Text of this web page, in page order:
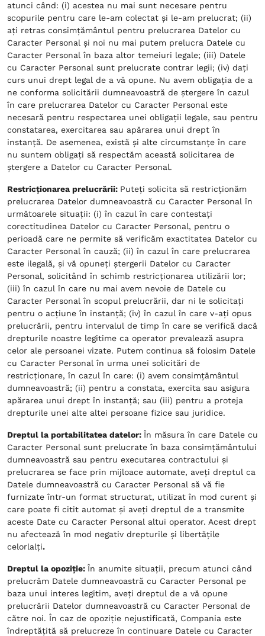
atunci când: (i) acestea nu mai sunt necesare pentru
scopurile pentru care le-am colectat și le-am prelucrat; (ii)
ați retras consimțământul pentru prelucrarea Datelor cu
Caracter Personal și noi nu mai putem prelucra Datele cu
Caracter Personal în baza altor temeiuri legale; (iii) Datele
cu Caracter Personal sunt prelucrate contrar legii; (iv) dați
curs unui drept legal de a vă opune. Nu avem obligația de a
ne conforma solicitării dumneavoastră de ștergere în cazul
în care prelucrarea Datelor cu Caracter Personal este
necesară pentru respectarea unei obligații legale, sau pentru
constatarea, exercitarea sau apărarea unui drept în
instanță. De asemenea, există și alte circumstanțe în care
nu suntem obligați să respectăm această solicitarea de
ștergere a Datelor cu Caracter Personal.
Restricționarea prelucrării: Puteți solicita să restricționăm
prelucrarea Datelor dumneavoastră cu Caracter Personal în
următoarele situații: (i) în cazul în care contestați
corectitudinea Datelor cu Caracter Personal, pentru o
perioadă care ne permite să verificăm exactitatea Datelor cu
Caracter Personal în cauză; (ii) în cazul în care prelucrarea
este ilegală, și vă opuneți ștergerii Datelor cu Caracter
Personal, solicitând în schimb restricționarea utilizării lor;
(iii) în cazul în care nu mai avem nevoie de Datele cu
Caracter Personal în scopul prelucrării, dar ni le solicitați
pentru o acțiune în instanță; (iv) în cazul în care v-ați opus
prelucrării, pentru intervalul de timp în care se verifică dacă
drepturile noastre legitime ca operator prevalează asupra
celor ale persoanei vizate. Putem continua să folosim Datele
cu Caracter Personal în urma unei solicitări de
restricționare, în cazul în care: (i) avem consimțământul
dumneavoastră; (ii) pentru a constata, exercita sau asigura
apărarea unui drept în instanță; sau (iii) pentru a proteja
drepturile unei alte altei persoane fizice sau juridice.
Dreptul la portabilitatea datelor: În măsura în care Datele cu
Caracter Personal sunt prelucrate în baza consimțământului
dumneavoastră sau pentru executarea contractului și
prelucrarea se face prin mijloace automate, aveți dreptul ca
Datele dumneavoastră cu Caracter Personal să vă fie
furnizate într-un format structurat, utilizat în mod curent și
care poate fi citit automat și aveți dreptul de a transmite
aceste Date cu Caracter Personal altui operator. Acest drept
nu afectează în mod negativ drepturile și libertățile
celorlalți.
Dreptul la opoziție: În anumite situații, precum atunci când
prelucrăm Datele dumneavoastră cu Caracter Personal pe
baza unui interes legitim, aveți dreptul de a vă opune
prelucrării Datelor dumneavoastră cu Caracter Personal de
către noi. În caz de opoziție nejustificată, Compania este
îndreptățită să prelucreze în continuare Datele cu Caracter